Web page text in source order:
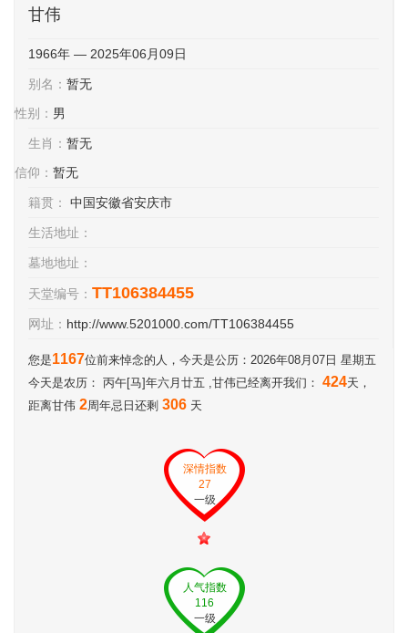
甘伟
1966年 — 2025年06月09日
别名： 暂无
性别： 男
生肖： 暂无
信仰： 暂无
籍贯： 中国安徽省安庆市
生活地址：
墓地地址：
天堂编号： TT106384455
网址： http://www.5201000.com/TT106384455
您是1167位前来悼念的人，今天是公历：2026年08月07日 星期五
今天是农历： 丙午[马]年六月廿五 ,甘伟已经离开我们： 424天，
距离甘伟 2周年忌日还剩 306 天
深情指数
27
一级
人气指数
116
一级